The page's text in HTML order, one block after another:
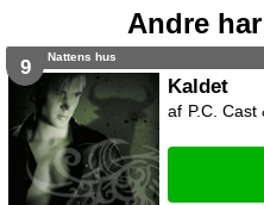
Andre
9 Nattens hus
Kaldet
P.C. Cast